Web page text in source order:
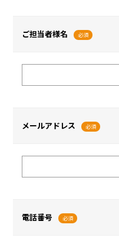
ご担当者様名 必須
メールアドレス 必須
電話番号 必須